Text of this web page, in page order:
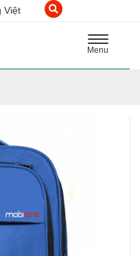
Việt
Toggle
navigation
Menu